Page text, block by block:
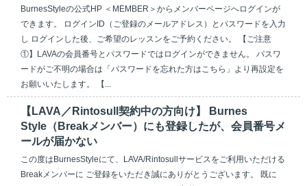
BurnesStyleの公式HP ＜MEMBER＞からメンバーページへログインが
できます。 ログインID（ご登録のメールアドレス）とパスワードを入力
し ログインした後、ご希望のレッスンをご予約ください。 【ご注意
①】LAVAの会員番号とパスワードではログインができません。 パスワ
ードがご不明の場合は「パスワードを忘れた方はこちら」より再設定を
お願いいたします。 【...
【LAVA／Rintosull契約中の方向け】 Burnes
Style（Breakメンバー）にも登録したが、会員番号メ
ールが届かない
この度はBurnesStyleにて、LAVA/Rintosullサービスをご利用いただける
Breakメンバーに ご登録をいただき誠にありがとうございます。 既に